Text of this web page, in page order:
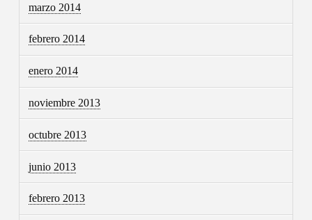
marzo 2014
febrero 2014
enero 2014
noviembre 2013
octubre 2013
junio 2013
febrero 2013